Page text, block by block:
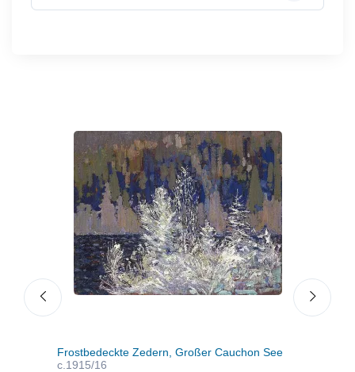
Frostbedeckte Zedern, Großer Cauchon See
c.1915/16